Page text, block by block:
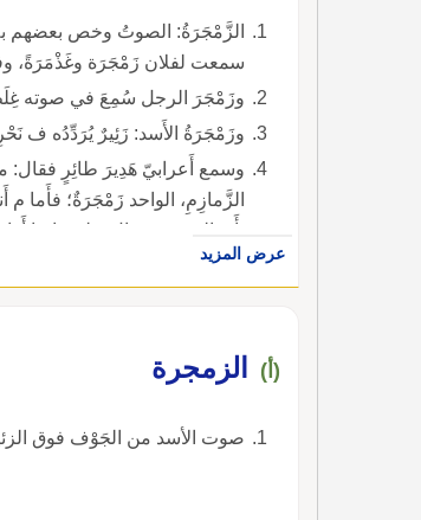
الزَّمْجَرَةُ: الصوتُ وخص بعضهم
سمعت لفلان زَمْجَرَة وغَذْمَرَةً،
وزَمْجَرَ الرجل سُمِعَ في صوته
وزَمْجَرَةُ الأَسد: زَئِيرٌ يُرَدِّدُه ف
وسمع أَعرابيّ هَدِيرَ طائِرٍ فقال:
الزَّمازِمِ، الواحد زَمْجَرَةٌ؛ فأَما
بأَنه الصوت؛ وقال ثعلب: إِنما
زَمْجَرَةٍ من الصوت إِذ لا يعرف في
بالزِّمَجْرِ المُزَمْجِرَ كأَنه رج زِمَجْرٌ
عرض المزيد
(أ) الزمجرة
صوت الأسد من الجَوْف فوق